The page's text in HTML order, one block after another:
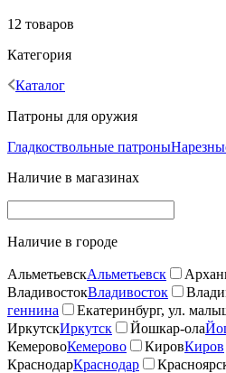
12 товаров
Категория
Каталог
Патроны для оружия
Гладкоствольные патроны
Наличие в магазинах
Наличие в городе
АльметьевскАльметьевск
ВладивостокВладивосток
геннина
Екатеринбург, ул.
ИркутскИркутск Йошкар-ола
КемеровоКемерово КировКиров
КраснодарКраснодар